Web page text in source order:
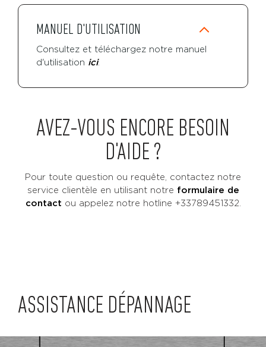
MANUEL D'UTILISATION
Consultez et téléchargez notre manuel
d'utilisation ici.
AVEZ-VOUS ENCORE BESOIN
D'AIDE ?
Pour toute question ou requête, contactez notre
service clientèle en utilisant notre formulaire de
contact ou appelez notre hotline +33789451332.
ASSISTANCE DÉPANNAGE